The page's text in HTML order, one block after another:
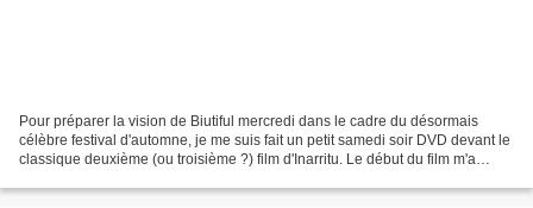
Pour préparer la vision de Biutiful mercredi dans le cadre du désormais
célèbre festival d'automne, je me suis fait un petit samedi soir DVD devant le
classique deuxième (ou troisième ?) film d'Inarritu. Le début du film m'a